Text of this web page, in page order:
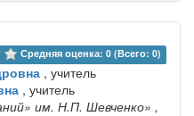
Средняя оценка: 0 (Всего: 0)
, учитель
, учитель
им. Н.П. Шевченко» ,